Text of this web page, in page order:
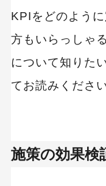
KPIをどのよう
方もいらっしゃ
について知りた
てお読みください
施策の効果検